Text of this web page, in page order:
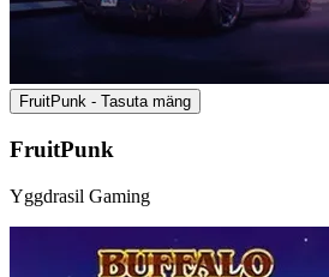
FruitPunk - Tasuta mäng
FruitPunk
Yggdrasil Gaming